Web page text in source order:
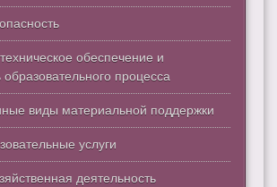
обеспечение и
процесса
виды материальной поддержки
услуги
деятельность